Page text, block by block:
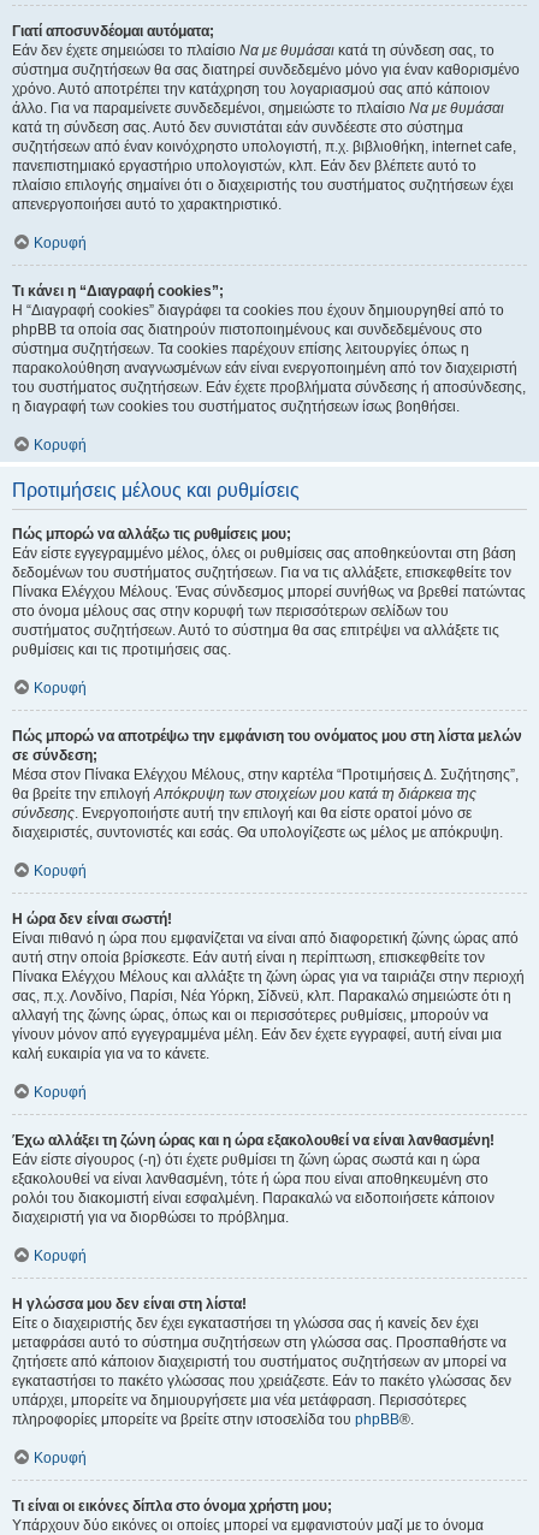
Γιατί αποσυνδέομαι αυτόματα;
Εάν δεν έχετε σημειώσει το πλαίσιο Να με θυμάσαι κατά τη σύνδεση σας, το
σύστημα συζητήσεων θα σας διατηρεί συνδεδεμένο μόνο για έναν καθορισμένο
χρόνο. Αυτό αποτρέπει την κατάχρηση του λογαριασμού σας από κάποιον
άλλο. Για να παραμείνετε συνδεδεμένοι, σημειώστε το πλαίσιο Να με θυμάσαι
κατά τη σύνδεση σας. Αυτό δεν συνιστάται εάν συνδέεστε στο σύστημα
συζητήσεων από έναν κοινόχρηστο υπολογιστή, π.χ. βιβλιοθήκη, internet cafe,
πανεπιστημιακό εργαστήριο υπολογιστών, κλπ. Εάν δεν βλέπετε αυτό το
πλαίσιο επιλογής σημαίνει ότι ο διαχειριστής του συστήματος συζητήσεων έχει
απενεργοποιήσει αυτό το χαρακτηριστικό.
Κορυφή
Τι κάνει η “Διαγραφή cookies”;
Η “Διαγραφή cookies” διαγράφει τα cookies που έχουν δημιουργηθεί από το
phpBB τα οποία σας διατηρούν πιστοποιημένους και συνδεδεμένους στο
σύστημα συζητήσεων. Τα cookies παρέχουν επίσης λειτουργίες όπως η
παρακολούθηση αναγνωσμένων εάν είναι ενεργοποιημένη από τον διαχειριστή
του συστήματος συζητήσεων. Εάν έχετε προβλήματα σύνδεσης ή αποσύνδεσης,
η διαγραφή των cookies του συστήματος συζητήσεων ίσως βοηθήσει.
Κορυφή
Προτιμήσεις μέλους και ρυθμίσεις
Πώς μπορώ να αλλάξω τις ρυθμίσεις μου;
Εάν είστε εγγεγραμμένο μέλος, όλες οι ρυθμίσεις σας αποθηκεύονται στη βάση
δεδομένων του συστήματος συζητήσεων. Για να τις αλλάξετε, επισκεφθείτε τον
Πίνακα Ελέγχου Μέλους. Ένας σύνδεσμος μπορεί συνήθως να βρεθεί πατώντας
στο όνομα μέλους σας στην κορυφή των περισσότερων σελίδων του
συστήματος συζητήσεων. Αυτό το σύστημα θα σας επιτρέψει να αλλάξετε τις
ρυθμίσεις και τις προτιμήσεις σας.
Κορυφή
Πώς μπορώ να αποτρέψω την εμφάνιση του ονόματος μου στη λίστα μελών
σε σύνδεση;
Μέσα στον Πίνακα Ελέγχου Μέλους, στην καρτέλα “Προτιμήσεις Δ. Συζήτησης”,
θα βρείτε την επιλογήΑπόκρυψη των στοιχείων μου κατά τη διάρκεια της
σύνδεσης. Ενεργοποιήστε αυτή την επιλογή και θα είστε ορατοί μόνο σε
διαχειριστές, συντονιστές και εσάς. Θα υπολογίζεστε ως μέλος με απόκρυψη.
Κορυφή
Η ώρα δεν είναι σωστή!
Είναι πιθανό η ώρα που εμφανίζεται να είναι από διαφορετική ζώνης ώρας από
αυτή στην οποία βρίσκεστε. Εάν αυτή είναι η περίπτωση, επισκεφθείτε τον
Πίνακα Ελέγχου Μέλους και αλλάξτε τη ζώνη ώρας για να ταιριάζει στην περιοχή
σας, π.χ. Λονδίνο, Παρίσι, Νέα Υόρκη, Σίδνεϋ, κλπ. Παρακαλώ σημειώστε ότι η
αλλαγή της ζώνης ώρας, όπως και οι περισσότερες ρυθμίσεις, μπορούν να
γίνουν μόνον από εγγεγραμμένα μέλη. Εάν δεν έχετε εγγραφεί, αυτή είναι μια
καλή ευκαιρία για να το κάνετε.
Κορυφή
Έχω αλλάξει τη ζώνη ώρας και η ώρα εξακολουθεί να είναι λανθασμένη!
Εάν είστε σίγουρος (-η) ότι έχετε ρυθμίσει τη ζώνη ώρας σωστά και η ώρα
εξακολουθεί να είναι λανθασμένη, τότε ή ώρα που είναι αποθηκευμένη στο
ρολόι του διακομιστή είναι εσφαλμένη. Παρακαλώ να ειδοποιήσετε κάποιον
διαχειριστή για να διορθώσει το πρόβλημα.
Κορυφή
Η γλώσσα μου δεν είναι στη λίστα!
Είτε ο διαχειριστής δεν έχει εγκαταστήσει τη γλώσσα σας ή κανείς δεν έχει
μεταφράσει αυτό το σύστημα συζητήσεων στη γλώσσα σας. Προσπαθήστε να
ζητήσετε από κάποιον διαχειριστή του συστήματος συζητήσεων αν μπορεί να
εγκαταστήσει το πακέτο γλώσσας που χρειάζεστε. Εάν το πακέτο γλώσσας δεν
υπάρχει, μπορείτε να δημιουργήσετε μια νέα μετάφραση. Περισσότερες
πληροφορίες μπορείτε να βρείτε στην ιστοσελίδα του phpBB®.
Κορυφή
Τι είναι οι εικόνες δίπλα στο όνομα χρήστη μου;
Υπάρχουν δύο εικόνες οι οποίες μπορεί να εμφανιστούν μαζί με το όνομα